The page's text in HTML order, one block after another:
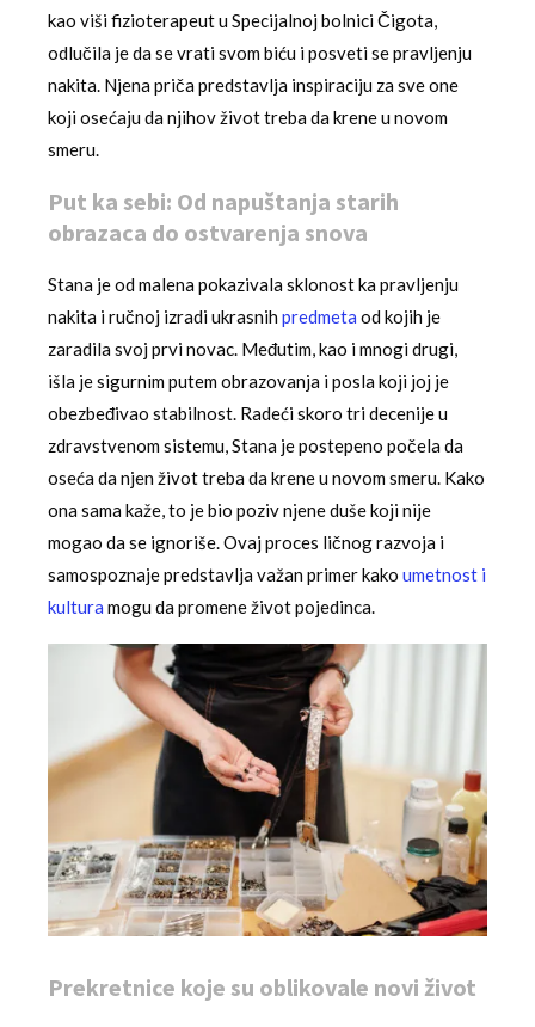
kao viši fizioterapeut u Specijalnoj bolnici Čigota,
odlučila je da se vrati svom biću i posveti se pravljenju
nakita. Njena priča predstavlja inspiraciju za sve one
koji osećaju da njihov život treba da krene u novom
smeru.
Put ka sebi: Od napuštanja starih
obrazaca do ostvarenja snova
Stana je od malena pokazivala sklonost ka pravljenju
nakita i ručnoj izradi ukrasnihpredmeta od kojih je
zaradila svoj prvi novac. Međutim, kao i mnogi drugi,
išla je sigurnim putem obrazovanja i posla koji joj je
obezbeđivao stabilnost. Radeći skoro tri decenije u
zdravstvenom sistemu, Stana je postepeno počela da
oseća da njen život treba da krene u novom smeru. Kako
ona sama kaže, to je bio poziv njene duše koji nije
mogao da se ignoriše. Ovaj proces ličnog razvoja i
samospoznaje predstavlja važan primer kako umetnost i
kultura mogu da promene život pojedinca.
Prekretnice koje su oblikovale novi život